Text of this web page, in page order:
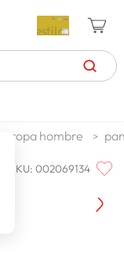
ropa hombre
SKU:002069134